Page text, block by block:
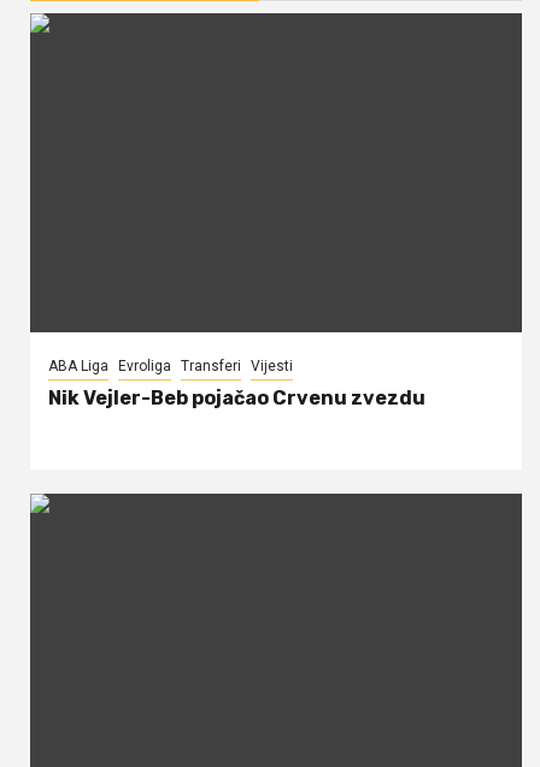
ABA Liga Evroliga Transferi Vijesti
Nik Vejler-Beb pojačao Crvenu zvezdu